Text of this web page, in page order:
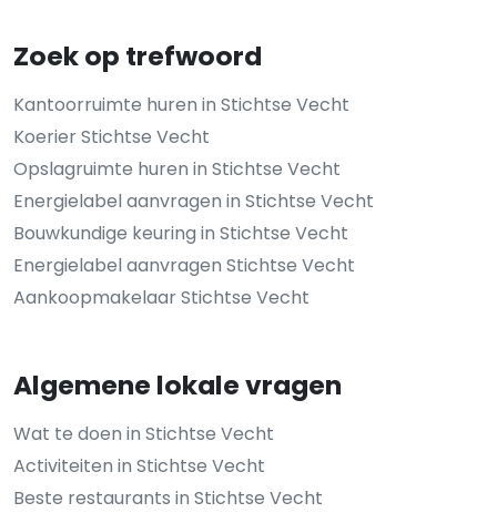
Zoek op trefwoord
Kantoorruimte huren in Stichtse Vecht
Koerier Stichtse Vecht
Opslagruimte huren in Stichtse Vecht
Energielabel aanvragen in Stichtse Vecht
Bouwkundige keuring in Stichtse Vecht
Energielabel aanvragen Stichtse Vecht
Aankoopmakelaar Stichtse Vecht
Algemene lokale vragen
Wat te doen in Stichtse Vecht
Activiteiten in Stichtse Vecht
Beste restaurants in Stichtse Vecht